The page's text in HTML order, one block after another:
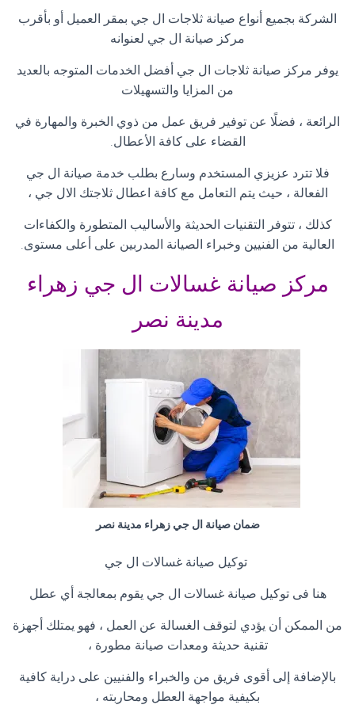
الشركة بجميع أنواع صيانة ثلاجات ال جي بمقر العميل أو بأقرب
مركز صيانة ال جي لعنوانه
يوفر مركز صيانة ثلاجات ال جي أفضل الخدمات المتوجه بالعديد
من المزايا والتسهيلات
الرائعة ، فضلًا عن توفير فريق عمل من ذوي الخبرة والمهارة في
القضاء على كافة الأعطال.
فلا تترد عزيزي المستخدم وسارع بطلب خدمة صيانة ال جي
الفعالة ، حيث يتم التعامل مع كافة اعطال ثلاجتك الال جي ،
كذلك ، تتوفر التقنيات الحديثة والأساليب المتطورة والكفاءات
العالية من الفنيين وخبراء الصيانة المدربين على أعلى مستوى.
مركز صيانة غسالات ال جي زهراء
مدينة نصر
ضمان صيانة ال جي زهراء مدينة نصر
توكيل صيانة غسالات ال جي
هنا فى توكيل صيانة غسالات ال جي يقوم بمعالجة أي عطل
من الممكن أن يؤدي لتوقف الغسالة عن العمل ، فهو يمتلك أجهزة
تقنية حديثة ومعدات صيانة مطورة ،
بالإضافة إلى أقوى فريق من والخبراء والفنيين على دراية كافية
بكيفية مواجهة العطل ومحاربته ،